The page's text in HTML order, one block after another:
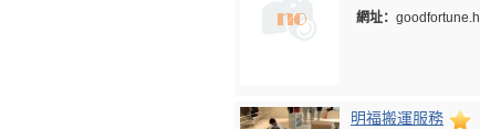
網址：
明福搬運服務